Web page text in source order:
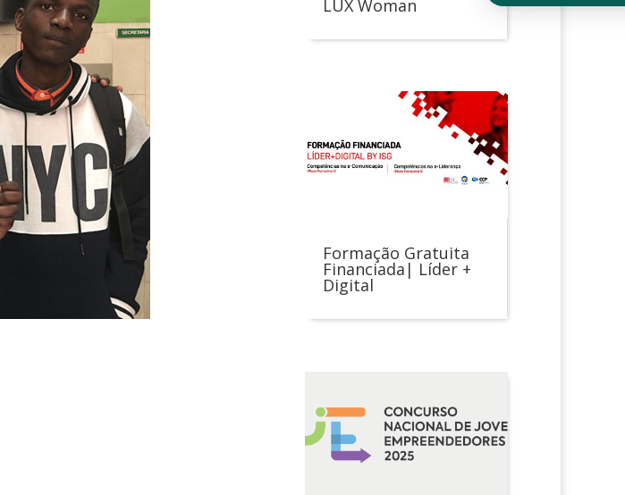
LUX Woman
Formação Gratuita
Financiada| Líder +
Digital